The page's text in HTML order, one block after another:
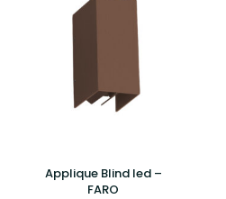
Applique Blind led –
FARO